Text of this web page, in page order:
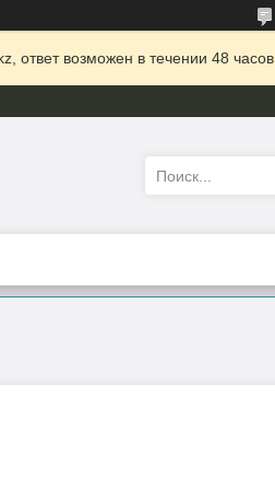
ответ возможен в течении 48 часов.